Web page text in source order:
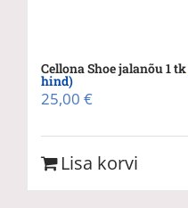
Cellona Shoe jalanõu 1 tk
hind)
25,00 €
Lisa korvi